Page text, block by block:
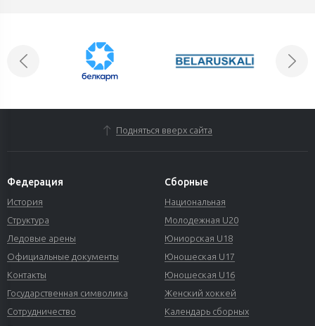
Подняться вверх сайта
Федерация
История
Структура
Ледовые арены
Официальные документы
Контакты
Государственная символика
Сотрудничество
Сборные
Национальная
Молодежная U20
Юниорская U18
Юношеская U17
Юношеская U16
Женский хоккей
Календарь сборных